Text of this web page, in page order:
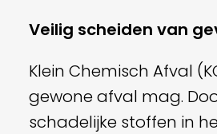
Veilig scheiden van
Klein Chemisch Afval
gewone afval mag.
schadelijke stoffen in